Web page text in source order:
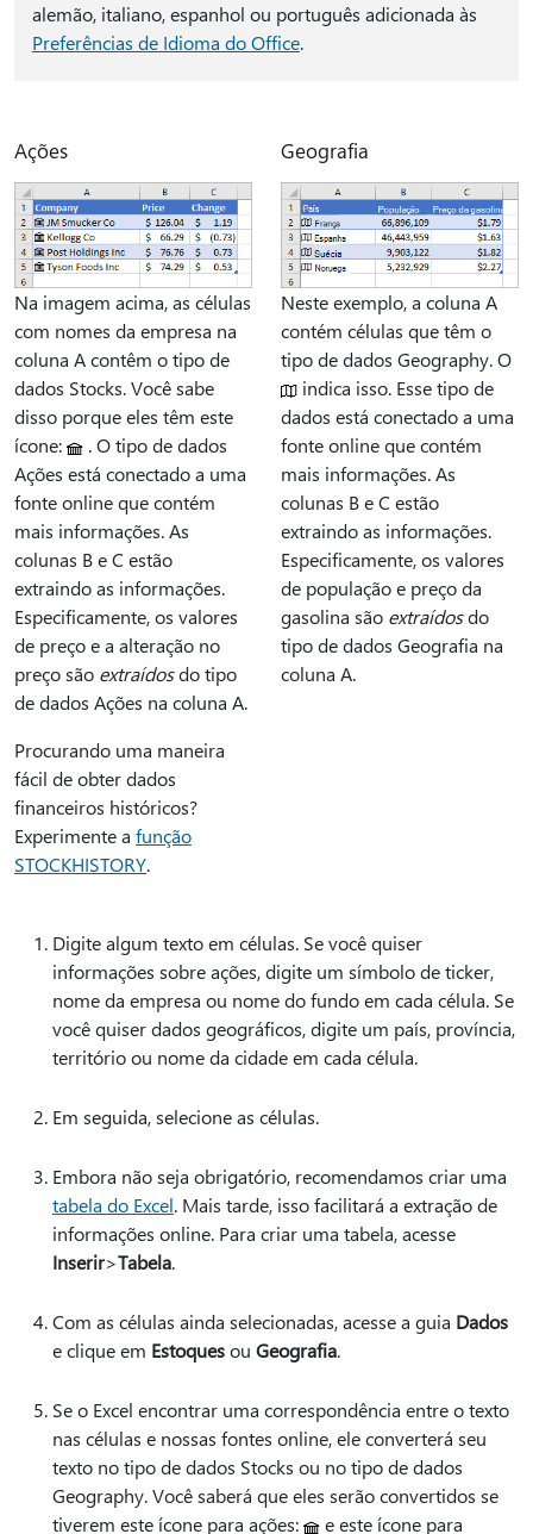
alemão, italiano, espanhol ou português adicionada às
Preferências de Idioma do Office.
Ações
Na imagem acima, as células
com nomes da empresa na
coluna A contêm o tipo de
dados Stocks. Você sabe
disso porque eles têm este
ícone:
. O tipo de dados
Ações está conectado a uma
fonte online que contém
mais informações. As
colunas B e C estão
extraindo as informações.
Especificamente, os valores
de preço e a alteração no
preço são extraídosdo tipo
de dados Ações na coluna A.
Procurando uma maneira
fácil de obter dados
financeiros históricos?
Experimente a função
STOCKHISTORY.
Geografia
Neste exemplo, a coluna A
contém células que têm o
tipo de dados Geography. O
indica isso. Esse tipo de
dados está conectado a uma
fonte online que contém
mais informações. As
colunas B e C estão
extraindo as informações.
Especificamente, os valores
de população e preço da
gasolina são extraídosdo
tipo de dados Geografia na
coluna A.
Digite algum texto em células. Se você quiser
informações sobre ações, digite um símbolo de ticker,
nome da empresa ou nome do fundo em cada célula. Se
você quiser dados geográficos, digite um país, província,
território ou nome da cidade em cada célula.
Em seguida, selecione as células.
Embora não seja obrigatório, recomendamos criar uma
tabela do Excel. Mais tarde, isso facilitará a extração de
informações online. Para criar uma tabela, acesse
Inserir>Tabela.
Com as células ainda selecionadas, acesse a guia Dados
e clique em Estoquesou Geografia.
Se o Excel encontrar uma correspondência entre o texto
nas células e nossas fontes online, ele converterá seu
texto no tipo de dados Stocks ou no tipo de dados
Geography. Você saberá que eles serão convertidos se
tiverem este ícone para ações:
e este ícone para